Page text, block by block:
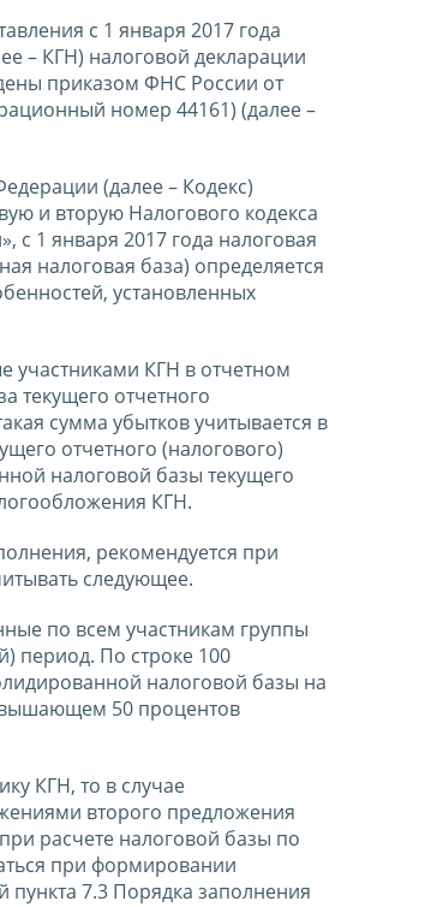
с 1 января 2017 года
– КГН) налоговой декларации
приказом ФНС России от
номер 44161) (далее –
(далее – Кодекс)
и вторую Налогового кодекса
с 1 января 2017 года налоговая
налоговая база) определяется
установленных
участниками КГН в отчетном
текущего отчетного
сумма убытков учитывается в
отчетного (налогового)
налоговой базы текущего
КГН.
рекомендуется при
следующее.
по всем участникам группы
период. По строке 100
налоговой базы на
50 процентов
КГН, то в случае
второго предложения
расчете налоговой базы по
при формировании
пункта 7.3 Порядка заполнения